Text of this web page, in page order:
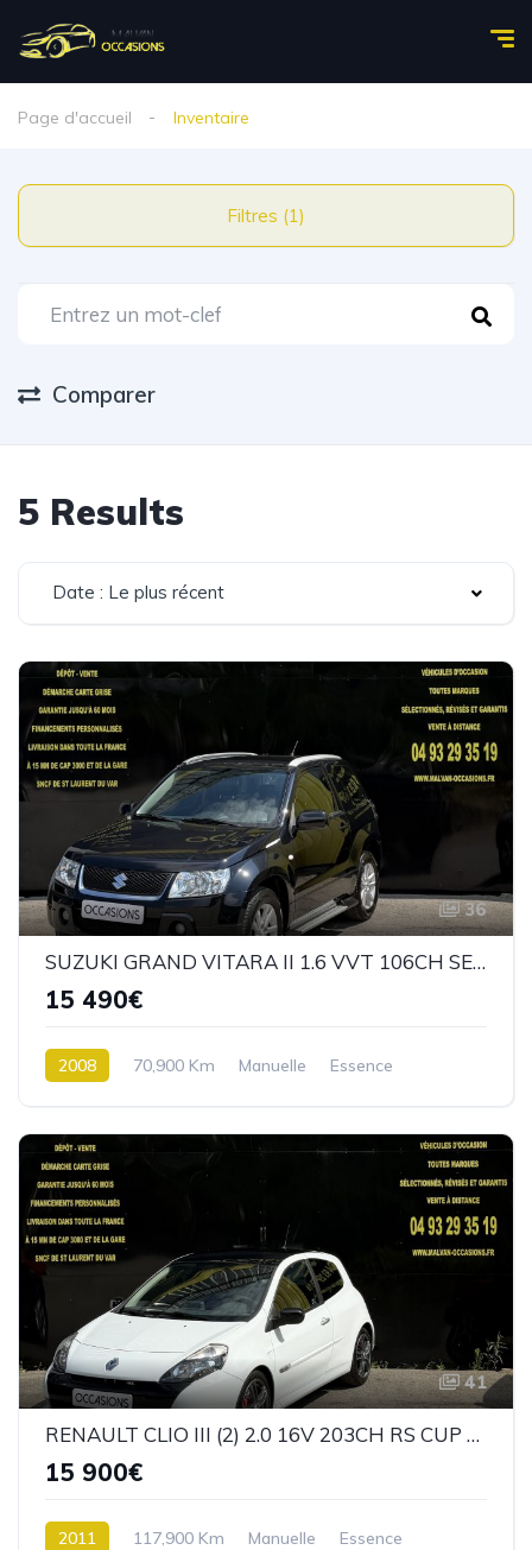
Page d'accueil Inventaire
Filtres (1)
Comparer
5 Results
Date : Le plus récent
36
SUZUKI GRAND VITARA II 1.6 VVT 106CH SERIE SPECIALE 3P NOIR
15 490€
2008 70,900 Km Manuelle
Essence
41
RENAULT CLIO III (2) 2.0 16V 203CH RS CUP 2010 EURO5
15 900€
2011 117,900 Km Manuelle
Essence